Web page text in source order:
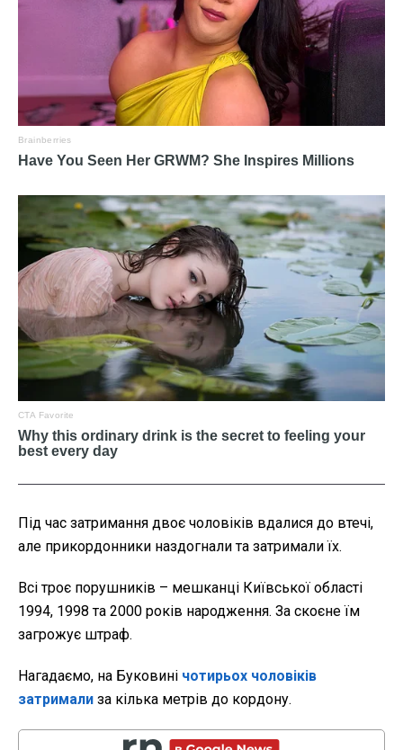
Під час затримання двоє чоловіків вдалися до втечі,
але прикордонники наздогнали та затримали їх.
Всі троє порушників – мешканці Київської області
1994, 1998 та 2000 років народження. За скоєне їм
загрожує штраф.
Нагадаємо, на Буковині чотирьох чоловіків
затримали за кілька метрів до кордону.